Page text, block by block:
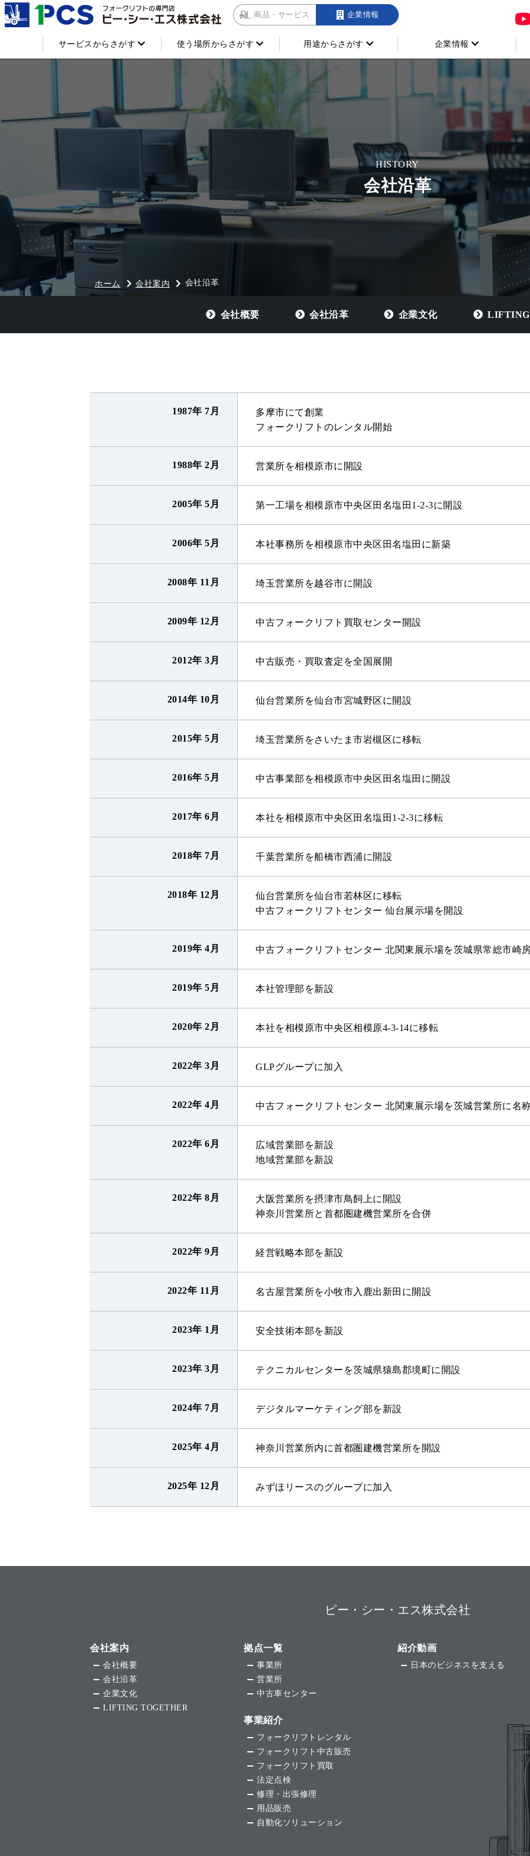
商品・サービス 企業情報
サービスからさがす 使う場所からさがす 用途からさがす 企業情報
HISTORY
会社沿革
ホーム 会社案内 会社沿革
会社概要 会社沿革 企業文化
1987年 7月
多摩市にて創業
フォークリフトのレンタル開始
1988年 2月 営業所を相模原市に開設
2005年 5月 第一工場を相模原市中央区田名塩田1-2-3に開設
2006年 5月 本社事務所を相模原市中央区田名塩田に新築
2008年 11月 埼玉営業所を越谷市に開設
2009年 12月 中古フォークリフト買取センター開設
2012年 3月 中古販売・買取査定を全国展開
2014年 10月 仙台営業所を仙台市宮城野区に開設
2015年 5月 埼玉営業所をさいたま市岩槻区に移転
2016年 5月 中古事業部を相模原市中央区田名塩田に開設
2017年 6月 本社を相模原市中央区田名塩田1-2-3に移転
2018年 7月 千葉営業所を船橋市西浦に開設
2018年 12月
仙台営業所を仙台市若林区に移転
中古フォークリフトセンター 仙台展示場を開設
2019年 4月 中古フォークリフトセンター 北関東展示場を茨城県常総市崎
2019年 5月 本社管理部を新設
2020年 2月 本社を相模原市中央区相模原4-3-14に移転
2022年 3月 GLPグループに加入
2022年 4月 中古フォークリフトセンター 北関東展示場を茨城営業所に名
2022年 6月
広域営業部を新設
地域営業部を新設
2022年 8月
大阪営業所を摂津市鳥飼上に開設
神奈川営業所と首都圏建機営業所を合併
2022年 9月 経営戦略本部を新設
2022年 11月 名古屋営業所を小牧市入鹿出新田に開設
2023年 1月 安全技術本部を新設
2023年 3月 テクニカルセンターを茨城県猿島郡境町に開設
2024年 7月 デジタルマーケティング部を新設
2025年 4月 神奈川営業所内に首都圏建機営業所を開設
2025年 12月 みずほリースのグループに加入
ピー・シー・エス株式会社
会社案内
会社概要
会社沿革
企業文化
LIFTING TOGETHER
拠点一覧
事業所
営業所
中古車センター
事業紹介
フォークリフトレンタル
フォークリフト中古販売
フォークリフト買取
法定点検
修理・出張修理
用品販売
自動化ソリューション
紹介動画
日本のビジネスを支える